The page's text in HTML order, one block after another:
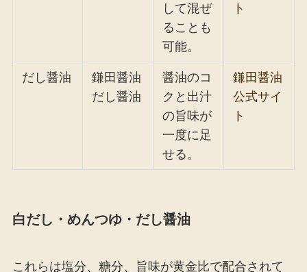
して混ぜ
ることも
可能。
ト
だし醤油
鎌田醤油
だし醤油
醤油のコ
クと出汁
の旨味が
一度に足
せる。
鎌田醤油
公式サイ
ト
白だし・めんつゆ・だし醤油
これらは塩分、糖分、旨味が黄金比で配合されて